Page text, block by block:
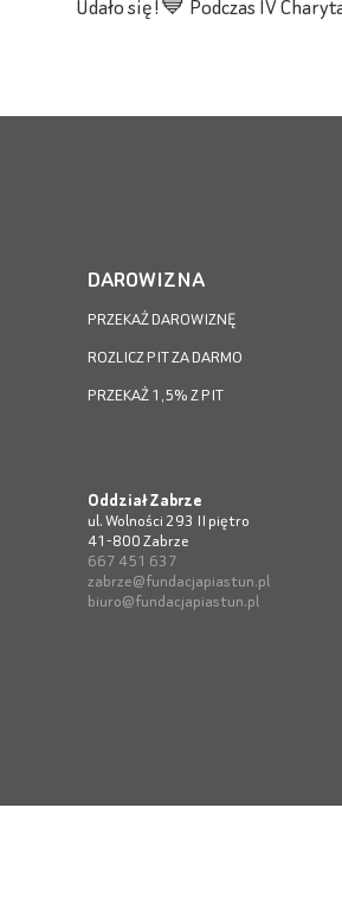
Udało się!💙 Podczas IV
DAROWIZNA
PRZEKAŻ DAROWIZNĘ
ROZLICZ PIT ZA DARMO
PRZEKAŻ 1,5% Z PIT
Oddział Zabrze
ul. Wolności 293 II piętro
41-800 Zabrze
667 451 637
zabrze@fundacjapiastun.pl
biuro@fundacjapiastun.pl